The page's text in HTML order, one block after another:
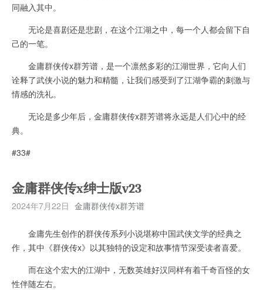
同融入其中。
无论是喜剧还是悲剧，在这个江湖之中，每一个人都会留下自
己的一笔。
金庸群侠传x群芳谱，是一个凛然多彩的江湖世界，它向人们
诠释了武侠小说的魅力和精髓，让我们感受到了江湖争霸的刺激与
情感的洗礼。
无论是多少年后，金庸群侠传x群芳谱将永远是人们心中的经
典。
#33#
金庸群侠传x绅士版v23
2024年7月22日 金庸群侠传x群芳谱
金庸先生创作的群侠传系列小说堪称中国武侠文学的经典之
作，其中《群侠传x》以其独特的设定和故事情节深受读者喜爱。
而在这个宏大的江湖中，无数英雄好汉同样有着千奇百怪的女
性伴随左右。